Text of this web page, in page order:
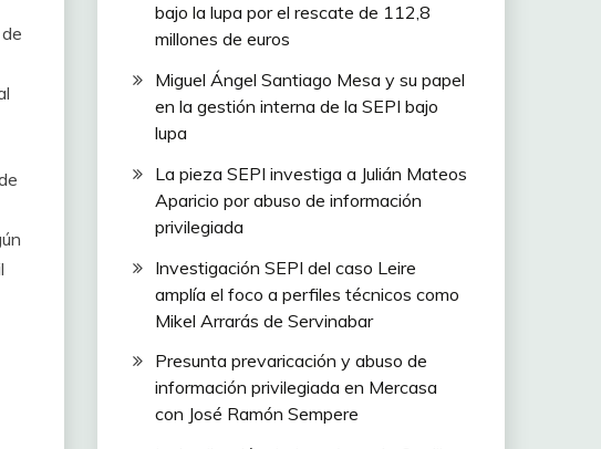
bajo la lupa por el rescate de 112,8
millones de euros
Miguel Ángel Santiago Mesa y su papel
en la gestión interna de la SEPI bajo
lupa
La pieza SEPI investiga a Julián Mateos
Aparicio por abuso de información
privilegiada
Investigación SEPI del caso Leire
amplía el foco a perfiles técnicos como
Mikel Arrarás de Servinabar
Presunta prevaricación y abuso de
información privilegiada en Mercasa
con José Ramón Sempere